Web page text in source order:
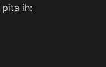
ih: